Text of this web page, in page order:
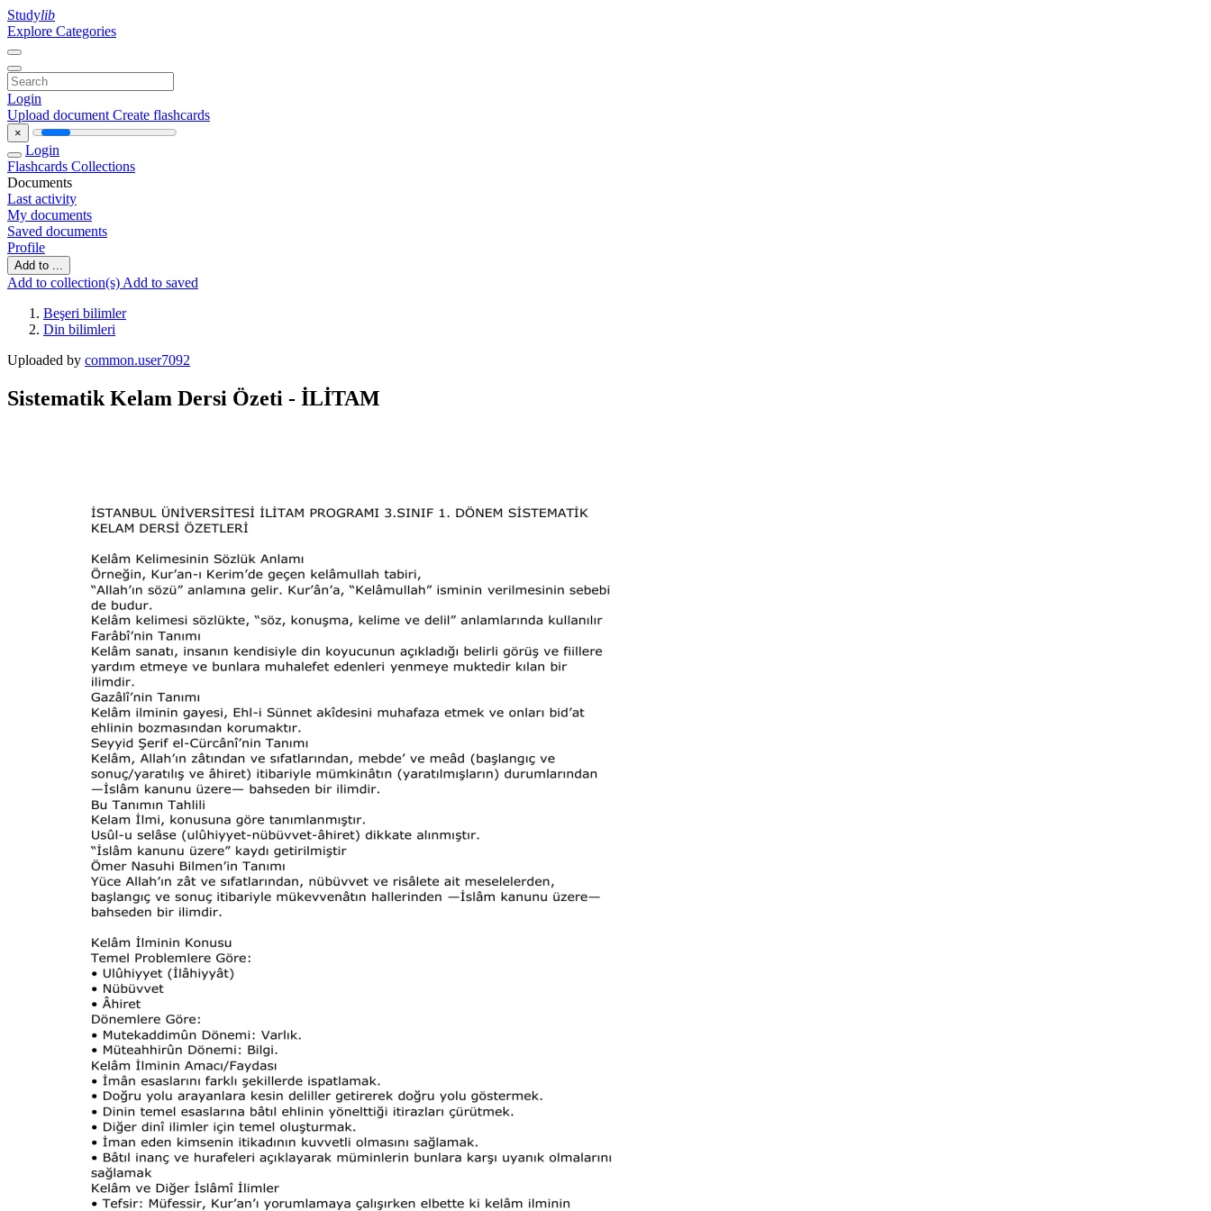
Studylib
Explore Categories
Login
Upload document Create flashcards
×
Login
Flashcards Collections
Documents
Last activity
My documents
Saved documents
Profile
Add to ...
Add to collection(s) Add to saved
Beşeri bilimler
Din bilimleri
Uploaded by common.user7092
Sistematik Kelam Dersi Özeti - İLİTAM